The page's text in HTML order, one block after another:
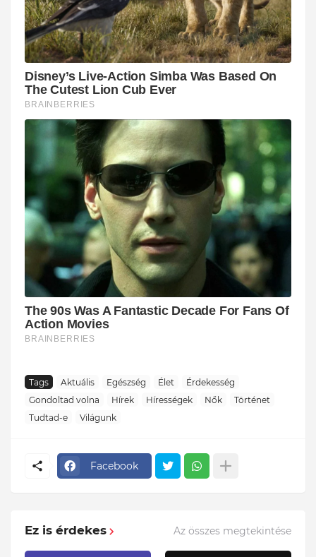
Tags Aktuális Egészség Élet
Érdekesség
Gondoltad volna
Hírek Hírességek Nők
Történet
Tudtad-e
Világunk
Facebook
Ez is érdekes Az összes megtekintése